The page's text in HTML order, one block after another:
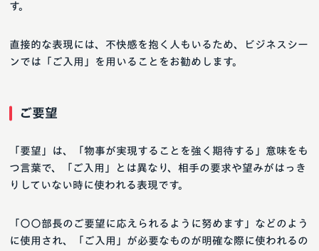
す。
直接的な表現には、不快感を抱く人もいるため、ビジネスシー
ンでは「ご入用」を用いることをお勧めします。
ご要望
「要望」は、「物事が実現することを強く期待する」意味をも
つ言葉で、「ご入用」とは異なり、相手の要求や望みがはっき
りしていない時に使われる表現です。
「〇〇部長のご要望に応えられるように努めます」などのよう
に使用され、「ご入用」が必要なものが明確な際に使われるの